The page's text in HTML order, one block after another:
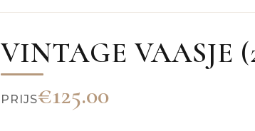
VINTAGE VAASJE
PRIJS€125.00